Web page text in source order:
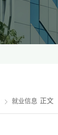
就业信息 正文